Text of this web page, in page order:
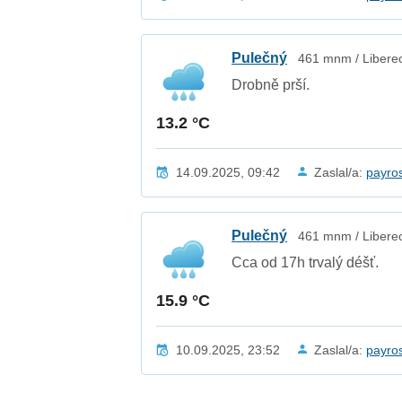
13.2 °C
Pulečný 461 mnm /
Drobně prší.
14.09.2025, 09:42 Zaslal/a:
15.9 °C
Pulečný 461 mnm /
Cca od 17h trvalý déšť.
10.09.2025, 23:52 Zaslal/a: